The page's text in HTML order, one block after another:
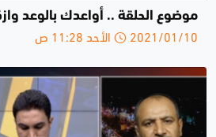
موضوع الحلقة .. أواعدك بالوعد
2021/01/10 الأحد 11:28 ص